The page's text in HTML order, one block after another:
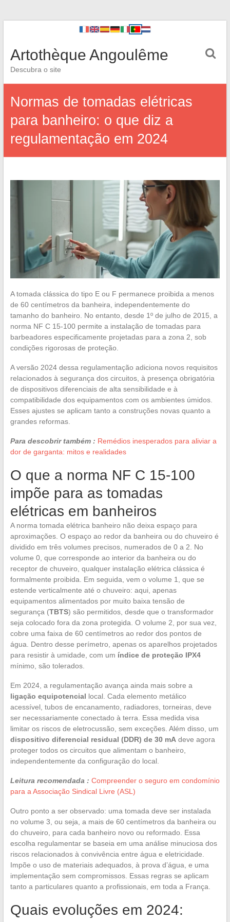
Artothèque Angoulême
Descubra o site
Normas de tomadas elétricas
para banheiro: o que diz a
regulamentação em 2024
A tomada clássica do tipo E ou F permanece proibida a menos
de 60 centímetros da banheira, independentemente do
tamanho do banheiro. No entanto, desde 1º de julho de 2015, a
norma NF C 15-100 permite a instalação de tomadas para
barbeadores especificamente projetadas para a zona 2, sob
condições rigorosas de proteção.
A versão 2024 dessa regulamentação adiciona novos requisitos
relacionados à segurança dos circuitos, à presença obrigatória
de dispositivos diferenciais de alta sensibilidade e à
compatibilidade dos equipamentos com os ambientes úmidos.
Esses ajustes se aplicam tanto a construções novas quanto a
grandes reformas.
Para descobrir também : Remédios inesperados para aliviar a
dor de garganta: mitos e realidades
O que a norma NF C 15-100
impõe para as tomadas
elétricas em banheiros
A norma tomada elétrica banheiro não deixa espaço para
aproximações. O espaço ao redor da banheira ou do chuveiro é
dividido em três volumes precisos, numerados de 0 a 2. No
volume 0, que corresponde ao interior da banheira ou do
receptor de chuveiro, qualquer instalação elétrica clássica é
formalmente proibida. Em seguida, vem o volume 1, que se
estende verticalmente até o chuveiro: aqui, apenas
equipamentos alimentados por muito baixa tensão de
segurança (TBTS) são permitidos, desde que o transformador
seja colocado fora da zona protegida. O volume 2, por sua vez,
cobre uma faixa de 60 centímetros ao redor dos pontos de
água. Dentro desse perímetro, apenas os aparelhos projetados
para resistir à umidade, com um índice de proteção IPX4
mínimo, são tolerados.
Em 2024, a regulamentação avança ainda mais sobre a
ligação equipotencial local. Cada elemento metálico
acessível, tubos de encanamento, radiadores, torneiras, deve
ser necessariamente conectado à terra. Essa medida visa
limitar os riscos de eletrocussão, sem exceções. Além disso, um
dispositivo diferencial residual (DDR) de 30 mAdeve agora
proteger todos os circuitos que alimentam o banheiro,
independentemente da configuração do local.
Leitura recomendada : Compreender o seguro em condomínio
para a Associação Sindical Livre (ASL)
Outro ponto a ser observado: uma tomada deve ser instalada
no volume 3, ou seja, a mais de 60 centímetros da banheira ou
do chuveiro, para cada banheiro novo ou reformado. Essa
escolha regulamentar se baseia em uma análise minuciosa dos
riscos relacionados à convivência entre água e eletricidade.
Impõe o uso de materiais adequados, à prova d’água, e uma
implementação sem compromissos. Essas regras se aplicam
tanto a particulares quanto a profissionais, em toda a França.
Quais evoluções em 2024: